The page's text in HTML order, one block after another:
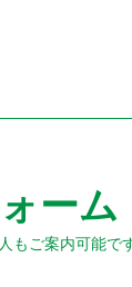
ーム
もご案内可能で